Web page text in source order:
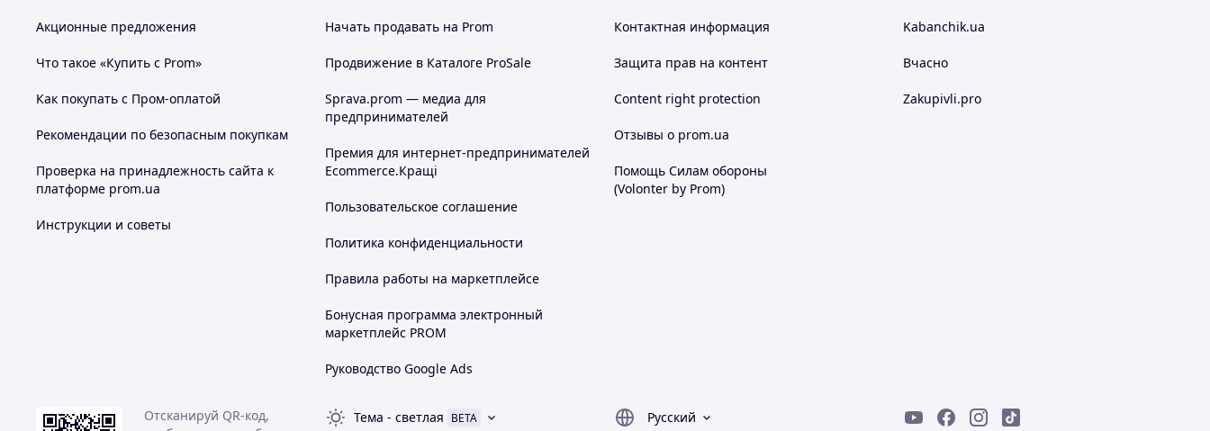
Акционные предложения
Что такое «Купить с Prom»
Как покупать с Пром-оплатой
Рекомендации по безопасным покупкам
Проверка на принадлежность сайта к
платформе prom.ua
Инструкции и советы
Начать продавать на Prom
Продвижение в Каталоге ProSale
Sprava.prom — медиа для
предпринимателей
Премия для интернет-предпринимателей
Ecommerce.Кращі
Пользовательское соглашение
Политика конфиденциальности
Правила работы на маркетплейсе
Бонусная программа электронный
маркетплейс PROM
Руководство Google Ads
Контактная информация
Защита прав на контент
Content right protection
Отзывы о prom.ua
Помощь Силам обороны
(Volonter by Prom)
Kabanchik.ua
Вчасно
Zakupivli.pro
Отсканируй QR-код,
Тема - светлая BETA Русский